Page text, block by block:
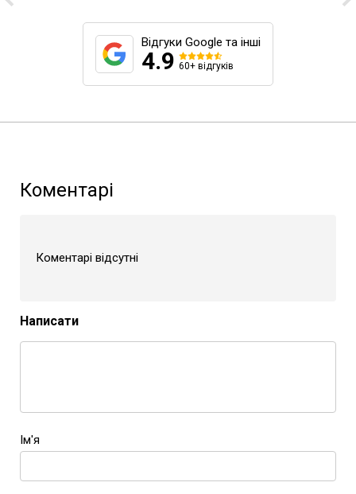
Відгуки Google та інші
4.9 60+ відгуків
Коментарі
Коментарі відсутні
Написати
Ім'я